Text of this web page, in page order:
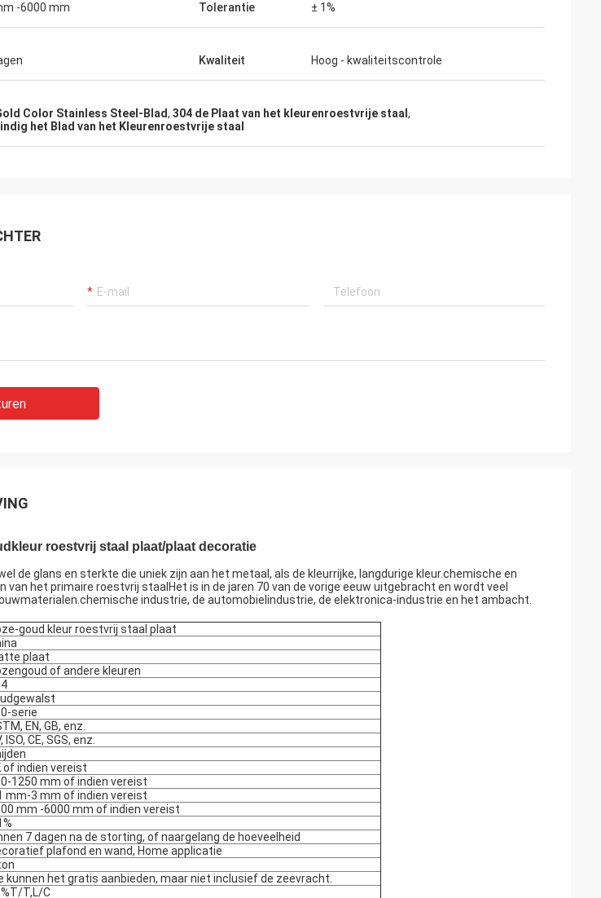
-6000 mm Tolerantie ± 1%
Kwaliteit Hoog - kwaliteitscontrole
Color Stainless Steel-Blad, 304 de Plaat van het kleurenroestvrije staal ,
het Blad van het Kleurenroestvrije staal
roestvrij staal plaat/plaat decoratie
de glans en sterkte die uniek zijn aan het metaal, als de kleurrijke, langdurige kleur.chemische en
van het primaire roestvrij staalHet is in de jaren 70 van de vorige eeuw uitgebracht en wordt veel
industrie, de automobielindustrie, de elektronica-industrie en het ambacht.
goud kleur roestvrij staal plaat
plaat
of andere kleuren
serie
EN, GB, enz.
ISO, CE, SGS, enz.
of indien vereist
1250 mm of indien vereist
mm-3 mm of indien vereist
mm -6000 mm of indien vereist
7 dagen na de storting, of naargelang de hoeveelheid
plafond en wand, Home applicatie
kunnen het gratis aanbieden, maar niet inclusief de zeevracht.
T,L/C